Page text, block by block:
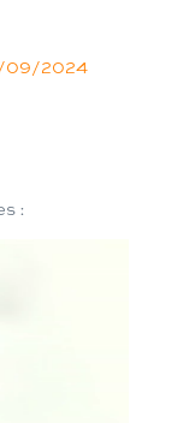
09/2024
: